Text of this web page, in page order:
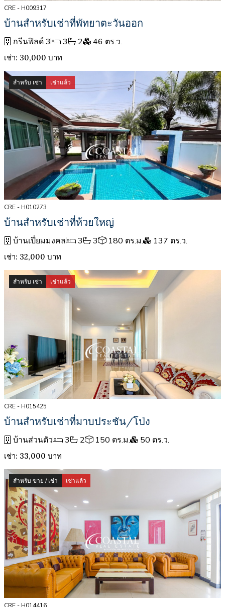
CRE - H009317
บ้านสำหรับเช่าที่พัทยาตะวันออก
กรีนฟิลด์ 3 3 2 46 ตร.ว.
เช่า: 30,000 บาท
สำหรับ เช่า เช่าแล้ว
CRE - H010273
บ้านสำหรับเช่าที่ห้วยใหญ่
บ้านเปี่ยมมงคล 3 3 180 ตร.ม. 137 ตร.ว.
เช่า: 32,000 บาท
สำหรับ เช่า เช่าแล้ว
CRE - H015425
บ้านสำหรับเช่าที่มาบประชัน/โป่ง
บ้านส่วนตัว 3 2 150 ตร.ม. 50 ตร.ว.
เช่า: 33,000 บาท
สำหรับ ขาย / เช่า เช่าแล้ว